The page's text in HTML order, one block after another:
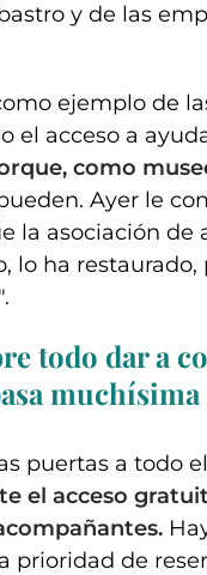
y de las
ejemplo de
el acceso a
como
Ayer le
la asociación de
lo ha restaurado,
todo dar a
puertas a todo
el acceso
prioridad de